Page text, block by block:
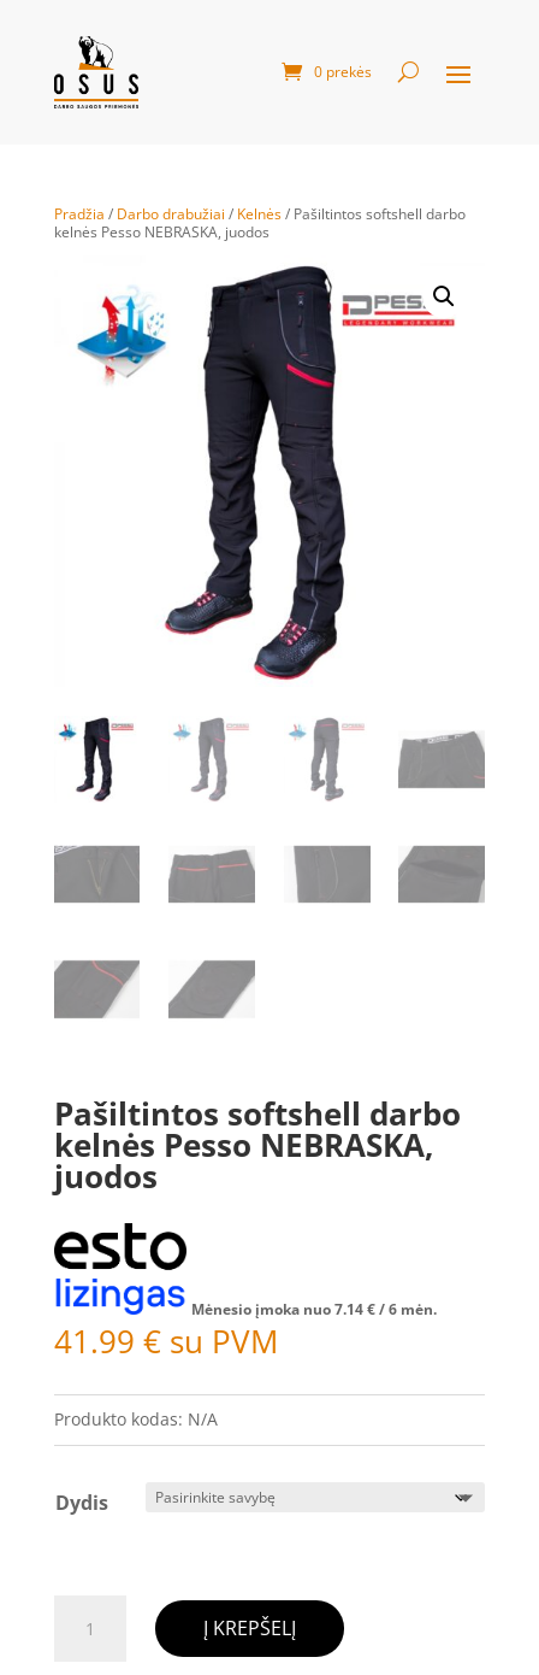
0 prekės
Pradžia / Darbo drabužiai / Kelnės/ Pašiltintos softshell darbo
kelnės Pesso NEBRASKA, juodos
Pašiltintos softshell darbo
kelnės Pesso NEBRASKA,
juodos
Mėnesio įmoka nuo7.14€/ 6 mėn.
41.99 € su PVM
Produkto kodas: N/A
Dydis
kiekis:
Į KREPŠELĮ